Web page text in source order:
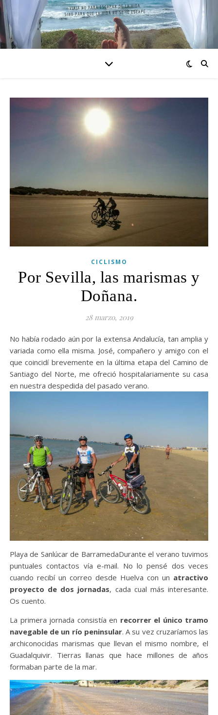
CICLISMO
Por Sevilla, las marismas y
Doñana.
28 marzo, 2019
No había rodado aún por la extensa Andalucía, tan amplia y
variada como ella misma. José, compañero y amigo con el
que coincidí brevemente en la última etapa del Camino de
Santiago del Norte, me ofreció hospitalariamente su casa
en nuestra despedida del pasado verano.
Playa de Sanlúcar de BarramedaDurante el verano tuvimos
puntuales contactos vía e-mail. No lo pensé dos veces
cuando recibí un correo desde Huelva con un atractivo
proyecto de dos jornadas, cada cual más interesante.
Os cuento.
La primera jornada consistía en recorrer el único tramo
navegable de un río peninsular. A su vez cruzaríamos las
archiconocidas marismas que llevan el mismo nombre, el
Guadalquivir. Tierras llanas que hace millones de años
formaban parte de la mar.